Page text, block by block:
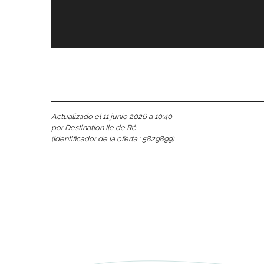
Actualizado el 11 junio 2026 a 10:40
por Destination Ile de Ré
(Identificador de la oferta : 5829899)